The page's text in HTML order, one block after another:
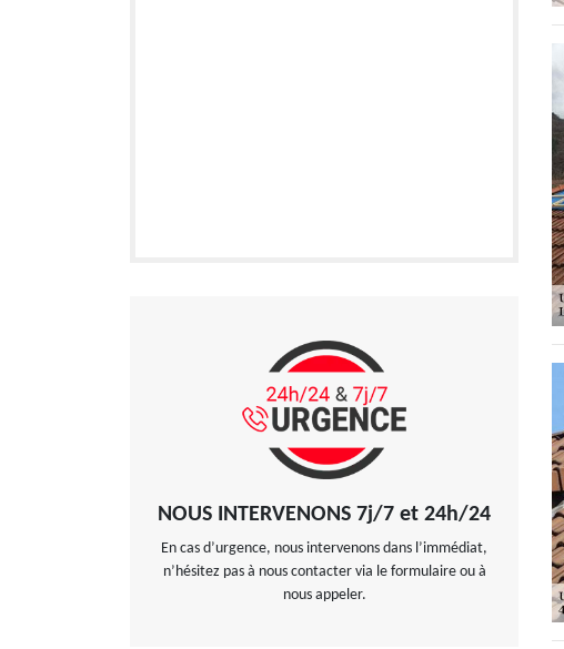
NOUS INTERVENONS 7j/7 et 24h/24
En cas d’urgence, nous intervenons dans l’immédiat,
n’hésitez pas à nous contacter via le formulaire ou à
nous appeler.